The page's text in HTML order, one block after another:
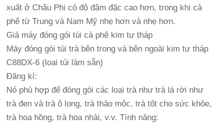
xuất ở Châu Phi có độ đậm đặc cao hơn, trong khi cà
phê từ Trung và Nam Mỹ nhẹ hơn và nhẹ hơn.
Giá máy đóng gói túi cà phê kim tự tháp
Máy đóng gói túi trà bên trong và bên ngoài kim tự tháp
C88DX-6 (loại túi làm sẵn)
Đăng kí:
Nó phù hợp để đóng gói các loại trà như trà lá rời như
trà đen và trà ô long, trà thảo mộc, trà tốt cho sức khỏe,
trà hoa hồng, trà hoa nhài, v.v. Tính năng: